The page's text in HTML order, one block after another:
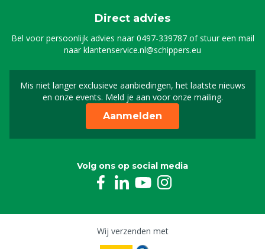
Direct advies
Bel voor persoonlijk advies naar0497-339787of stuur een mail
naarklantenservice.nl@schippers.eu
Mis niet langer exclusieve aanbiedingen, het laatste nieuws
en onze events. Meld je aan voor onze mailing.
Schrijf je in voor onze
Aanmelden
Volg ons op social media
Wij verzenden met